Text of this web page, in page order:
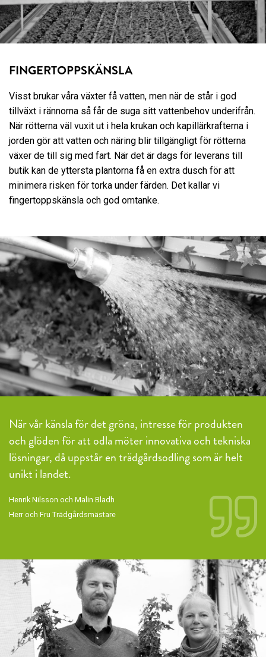
FINGERTOPPSKÄNSLA
Visst brukar våra växter få vatten, men när de står i god
tillväxt i rännorna så får de suga sitt vattenbehov underifrån.
När rötterna väl vuxit ut i hela krukan och kapillärkrafterna i
jorden gör att vatten och näring blir tillgängligt för rötterna
växer de till sig med fart. När det är dags för leverans till
butik kan de yttersta plantorna få en extra dusch för att
minimera risken för torka under färden. Det kallar vi
fingertoppskänsla och god omtanke.
När vår känsla för det gröna, intresse för produkten
och glöden för att odla möter innovativa och tekniska
lösningar, då uppstår en trädgårdsodling som är helt
unikt i landet.
Henrik Nilsson och Malin Bladh
Herr och Fru Trädgårdsmästare